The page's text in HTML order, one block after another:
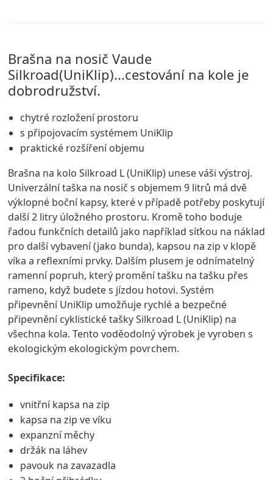
Brašna na nosič Vaude
Silkroad(UniKlip)...cestování na kole je
dobrodružství.
chytré rozložení prostoru
s připojovacím systémem UniKlip
praktické rozšíření objemu
Brašna na kolo Silkroad L (UniKlip) unese váši výstroj.
Univerzální taška na nosič s objemem 9 litrů má dvě
výklopné boční kapsy, které v případě potřeby poskytují
další 2 litry úložného prostoru. Kromě toho boduje
řadou funkčních detailů jako například síťkou na náklad
pro další vybavení (jako bunda), kapsou na zip v klopě
víka a reflexními prvky. Dalším plusem je odnímatelný
ramenní popruh, který promění tašku na tašku přes
rameno, když budete s jízdou hotovi. Systém
připevnění UniKlip umožňuje rychlé a bezpečné
připevnění cyklistické tašky Silkroad L (UniKlip) na
všechna kola. Tento voděodolný výrobek je vyroben s
ekologickým ekologickým povrchem.
Specifikace:
vnitřní kapsa na zip
kapsa na zip ve víku
expanzní měchy
držák na láhev
pavouk na zavazadla